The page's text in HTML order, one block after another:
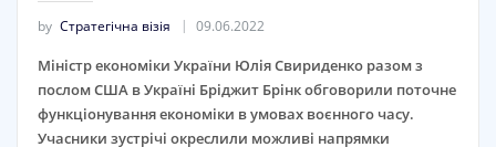
by Стратегічна візія 09.06.2022
Міністр економіки України Юлія Свириденко разом з
послом США в Україні Бріджит Брінк обговорили поточне
функціонування економіки в умовах воєнного часу.
Учасники зустрічі окреслили можливі напрямки